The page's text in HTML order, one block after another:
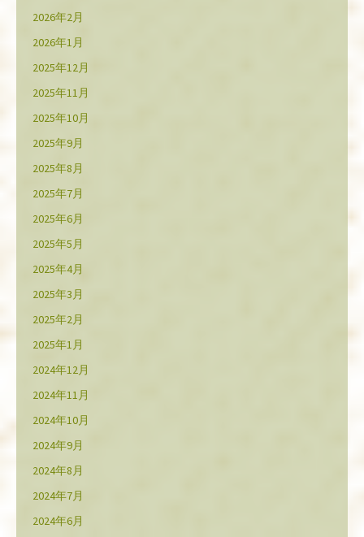
2026年2月
2026年1月
2025年12月
2025年11月
2025年10月
2025年9月
2025年8月
2025年7月
2025年6月
2025年5月
2025年4月
2025年3月
2025年2月
2025年1月
2024年12月
2024年11月
2024年10月
2024年9月
2024年8月
2024年7月
2024年6月